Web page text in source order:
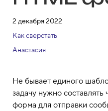
2 декабря 2022
Как сверстать
Анастасия
Не бывает единого
задачу нужно
форма для отправки